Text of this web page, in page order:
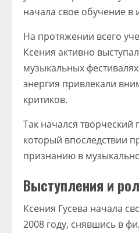
начала свое обучение в
На протяжении всего
Ксения активно
музыкальных
энергия привлекали
критиков.
Так начался творческий
который впоследствии
признанию в
Выступления и
Ксения Гусева начала
2008 году, снявшись в